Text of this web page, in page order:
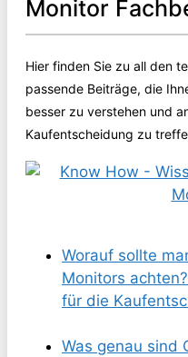
Monitor
Hier finden Sie zu all den
passende Beiträge, die
besser zu verstehen und
Kaufentscheidung zu
Worauf sollte
Monitors
für die
Was genau sind